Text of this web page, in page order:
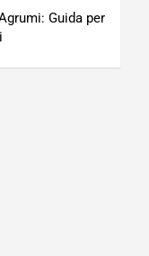
Guida per